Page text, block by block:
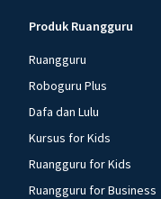
Produk Ruangguru
Ruangguru
Roboguru Plus
Dafa dan Lulu
Kursus for Kids
Ruangguru for Kids
Ruangguru for Business